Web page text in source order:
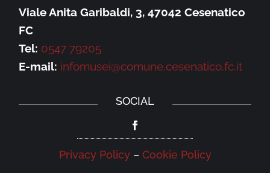
Viale Anita Garibaldi, 3, 47042 Cesenatico
FC
Tel: 0547 79205
E-mail: infomusei@comune.cesenatico.fc.it
SOCIAL
Privacy Policy– Cookie Policy